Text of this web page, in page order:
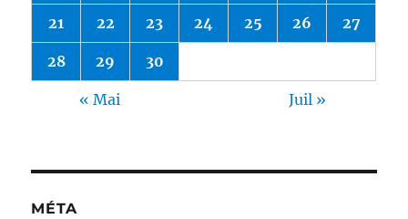
21 22 23 24 25 26 27
28 29 30
« Mai Juil »
MÉTA